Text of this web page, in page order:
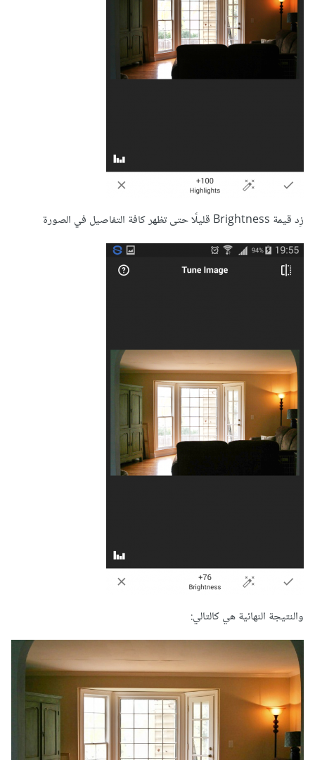
زِد قيمة Brightness قليلًا حتى تظهر كافة التفاصيل في الصورة
والنتيجة النهائية هي كالتالي: